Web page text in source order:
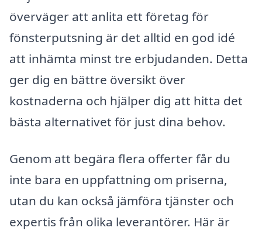
överväger att anlita ett företag för
fönsterputsning är det alltid en god idé
att inhämta minst tre erbjudanden. Detta
ger dig en bättre översikt över
kostnaderna och hjälper dig att hitta det
bästa alternativet för just dina behov.
Genom att begära flera offerter får du
inte bara en uppfattning om priserna,
utan du kan också jämföra tjänster och
expertis från olika leverantörer. Här är